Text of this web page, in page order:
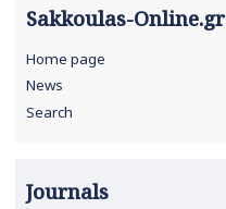
Sakkoulas-Online.gr
Home page
News
Search
Journals